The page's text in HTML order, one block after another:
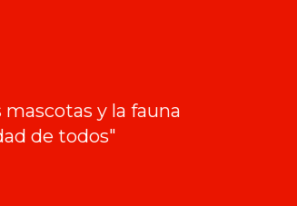
y la fauna
de todos"